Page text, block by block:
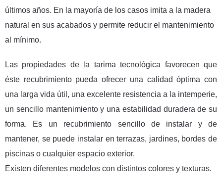
últimos años. En la mayoría de los casos imita a la madera
natural en sus acabados y permite reducir el mantenimiento
al mínimo.
Las propiedades de la tarima tecnológica favorecen que
éste recubrimiento pueda ofrecer una calidad óptima con
una larga vida útil, una excelente resistencia a la intemperie,
un sencillo mantenimiento y una estabilidad duradera de su
forma. Es un recubrimiento sencillo de instalar y de
mantener, se puede instalar en terrazas, jardines, bordes de
piscinas o cualquier espacio exterior.
Existen diferentes modelos con distintos colores y texturas.